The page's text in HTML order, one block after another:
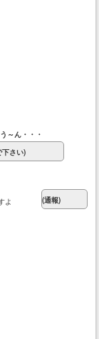
う～ん・・・
よ